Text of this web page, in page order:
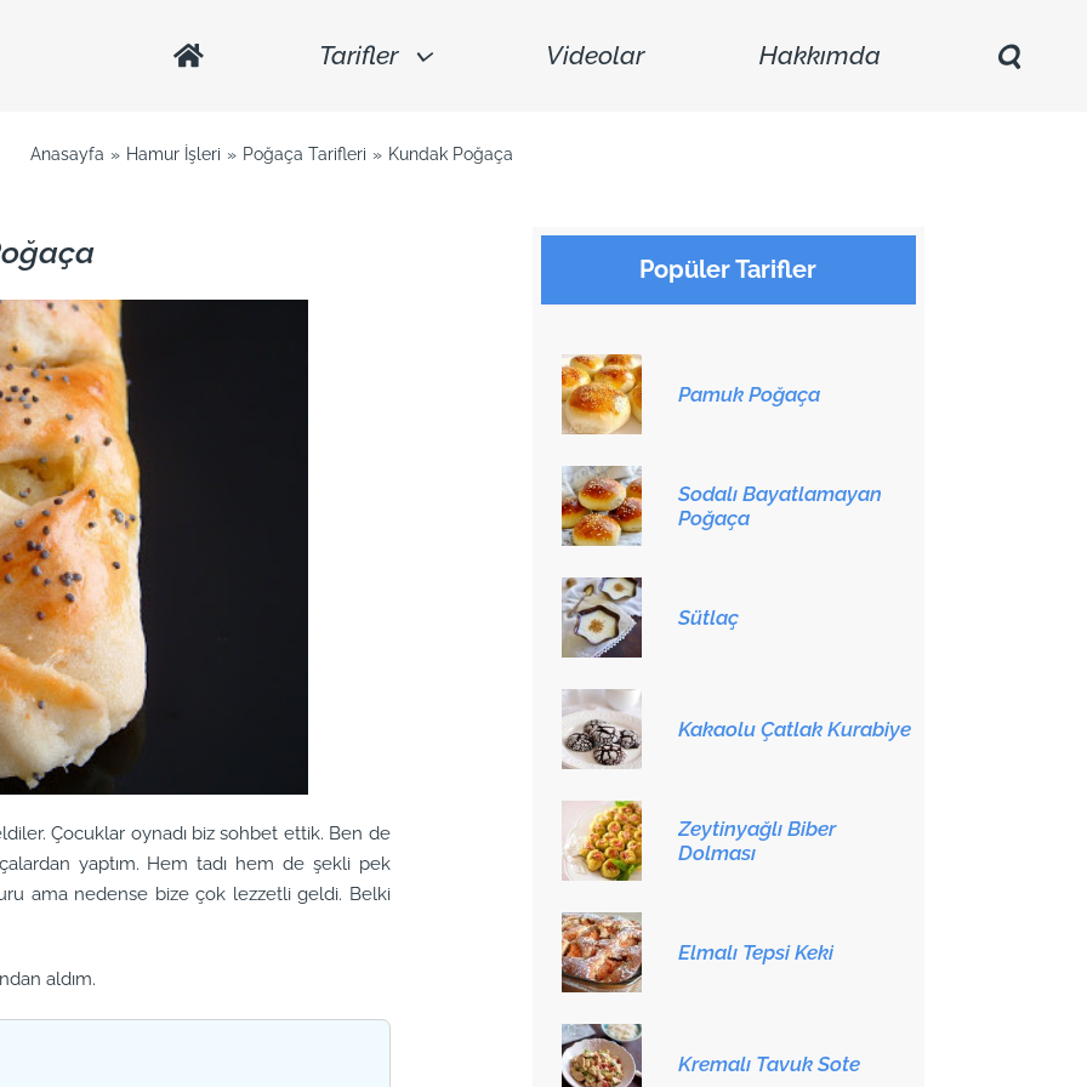
Tarifler Videolar Hakkımda
Anasayfa Hamur İşleri Poğaça Tarifleri Kundak Poğaça
Çocuklar oynadı biz sohbet ettik. Ben de
yaptım. Hem tadı hem de şekli pek
ama nedense bize çok lezzetli geldi. Belki
aldım.
Popüler Tarifler
Pamuk Poğaça
Sodalı Bayatlamayan
Poğaça
Sütlaç
Kakaolu Çatlak Kurabiye
Zeytinyağlı Biber
Dolması
Elmalı Tepsi Keki
Kremalı Tavuk Sote